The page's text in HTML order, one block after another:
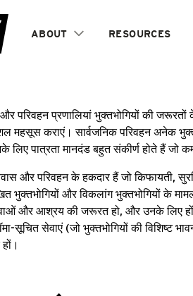
ABOUT RESOURCES
और परिवहन प्रणालियां भुक्तभोगियों की
महसूस कराएं। सार्वजनिक परिवहन अनेक
लिए पात्रता मानदंड बहुत संकीर्ण होते हैं जो
और परिवहन के हकदार हैं जो किफायती,
भुक्तभोगियों और विकलांग भुक्तभोगियों के
और आश्रय की जरूरत हो, और उनके लिए हों
सूचित सेवाएं (जो भुक्तभोगियों की विशिष्ट